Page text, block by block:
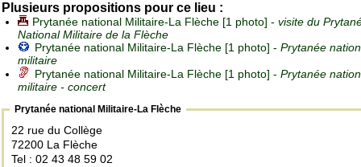
Plusieurs propositions pour ce lieu :
Prytanée national Militaire-La Flèche [1 photo] - visite du
National Militaire de la Flèche
Prytanée national Militaire-La Flèche [1 photo] - Prytanée
militaire
Prytanée national Militaire-La Flèche [1 photo] - Prytanée
militaire - concert
Prytanée national Militaire-La Flèche
22 rue du Collège
72200 La Flèche
Tel : 02 43 48 59 02